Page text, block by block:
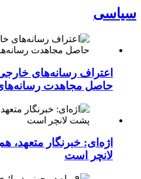
سیاسی
اعتراف رسانه‌های
حاصل مجاهدت
اژه‌ای: خبرنگار
لانچر است